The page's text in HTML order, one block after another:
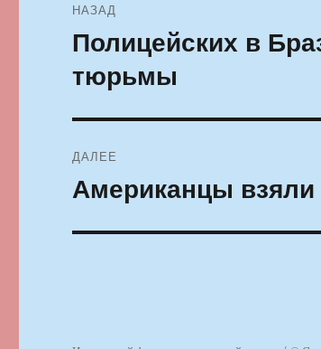
по
записям
НАЗАД
Предыдущая
Полицейских в
тюрьмы
ДАЛЕЕ
Следующая
Американцы